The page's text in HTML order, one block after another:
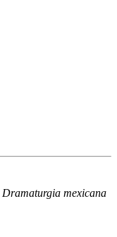
Dramaturgia mexicana